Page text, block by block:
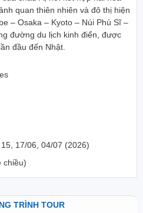
quan thiên nhiên và đô thị hiện
– Osaka – Kyoto – Núi Phú Sĩ–
đường du lịch kinh điển, được
đầu đến Nhật.
17/06, 04/07 (2026)
chiều)
TRÌNH TOUR